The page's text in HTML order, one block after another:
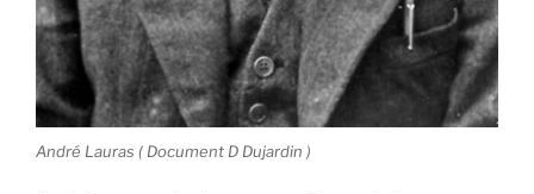
André Lauras ( Document D Dujardin )